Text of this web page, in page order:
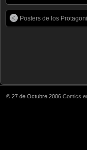
Posters de los
© 27 de Octubre 2006 Comics